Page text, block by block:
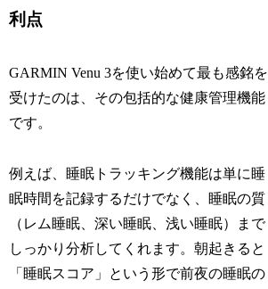
利点
GARMIN Venu 3を使い始めて最も感銘を
受けたのは、その包括的な健康管理機能
です。
例えば、睡眠トラッキング機能は単に睡
眠時間を記録するだけでなく、睡眠の質
（レム睡眠、深い睡眠、浅い睡眠）まで
しっかり分析してくれます。朝起きると
「睡眠スコア」という形で前夜の睡眠の